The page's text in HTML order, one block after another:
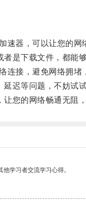
器，可以让您的网
下载文件，都能够
接，避免网络拥堵
等问题，不妨试试
的网络畅通无阻，
学习者交流学习心得。